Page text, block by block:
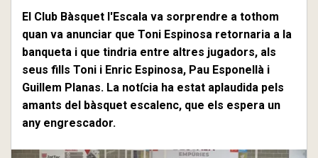
El Club Bàsquet l'Escala va sorprendre a tothom
quan va anunciar que Toni Espinosa retornaria a la
banqueta i que tindria entre altres jugadors, als
seus fills Toni i Enric Espinosa, Pau Esponellà i
Guillem Planas. La notícia ha estat aplaudida pels
amants del bàsquet escalenc, que els espera un
any engrescador.